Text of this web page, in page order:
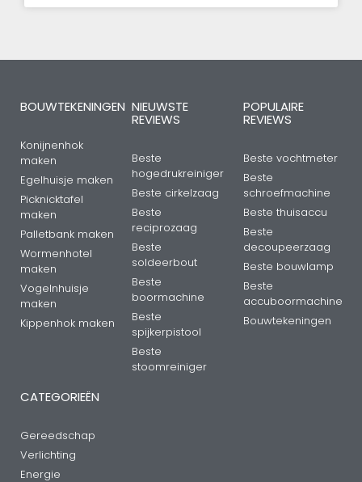
BOUWTEKENINGEN
Konijnenhok
maken
Egelhuisje maken
Picknicktafel
maken
Palletbank maken
Wormenhotel
maken
Vogelnhuisje
maken
Kippenhok maken
NIEUWSTE
REVIEWS
Beste
hogedrukreiniger
Beste cirkelzaag
Beste
reciprozaag
Beste
soldeerbout
Beste
boormachine
Beste
spijkerpistool
Beste
stoomreiniger
POPULAIRE
REVIEWS
Beste vochtmeter
Beste
schroefmachine
Beste thuisaccu
Beste
decoupeerzaag
Beste bouwlamp
Beste
accuboormachine
Bouwtekeningen
CATEGORIEËN
Gereedschap
Verlichting
Energie